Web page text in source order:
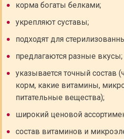
корма богаты белками;
укрепляют суставы;
подходят для
предлагаются разные вкусы;
указывается точный состав
корм, какие витамины,
питательные вещества);
широкий ценовой
состав витаминов и